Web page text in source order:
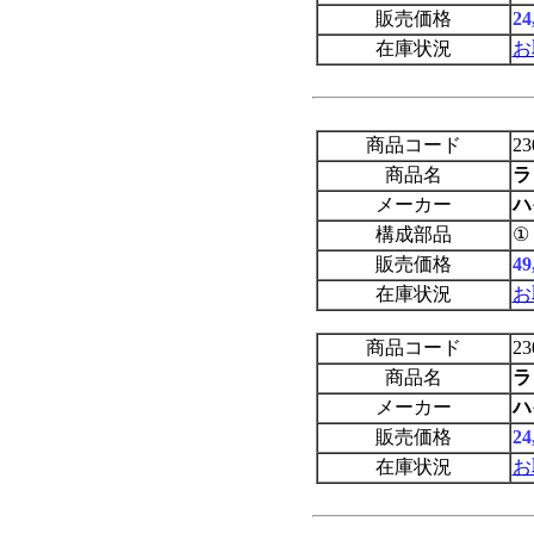
販売価格
在庫状況
商品コード
商品名
メーカー
構成部品
①
販売価格
在庫状況
商品コード
商品名
メーカー
販売価格
在庫状況